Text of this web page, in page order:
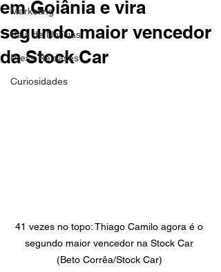
Marketing
Sala de Notícias
Press Releases
Curiosidades
em Goiânia e vira
segundo maior vencedor
da Stock Car
41 vezes no topo: Thiago Camilo agora é o
segundo maior vencedor na Stock Car
(Beto Corrêa/Stock Car)